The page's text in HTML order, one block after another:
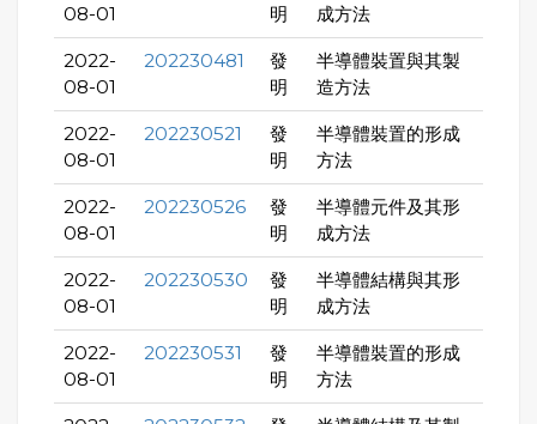
08-01
明
成方法
2022-
08-01
202230481
發
明
半導體裝置與其製
造方法
2022-
08-01
202230521
發
明
半導體裝置的形成
方法
2022-
08-01
202230526
發
明
半導體元件及其形
成方法
2022-
08-01
202230530
發
明
半導體結構與其形
成方法
2022-
08-01
202230531
發
明
半導體裝置的形成
方法